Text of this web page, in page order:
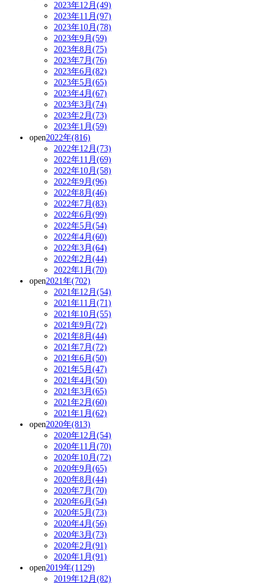
2023年12月(49)
2023年11月(97)
2023年10月(78)
2023年9月(59)
2023年8月(75)
2023年7月(76)
2023年6月(82)
2023年5月(65)
2023年4月(67)
2023年3月(74)
2023年2月(73)
2023年1月(59)
open2022年(816)
2022年12月(73)
2022年11月(69)
2022年10月(58)
2022年9月(96)
2022年8月(46)
2022年7月(83)
2022年6月(99)
2022年5月(54)
2022年4月(60)
2022年3月(64)
2022年2月(44)
2022年1月(70)
open2021年(702)
2021年12月(54)
2021年11月(71)
2021年10月(55)
2021年9月(72)
2021年8月(44)
2021年7月(72)
2021年6月(50)
2021年5月(47)
2021年4月(50)
2021年3月(65)
2021年2月(60)
2021年1月(62)
open2020年(813)
2020年12月(54)
2020年11月(70)
2020年10月(72)
2020年9月(65)
2020年8月(44)
2020年7月(70)
2020年6月(54)
2020年5月(73)
2020年4月(56)
2020年3月(73)
2020年2月(91)
2020年1月(91)
open2019年(1129)
2019年12月(82)